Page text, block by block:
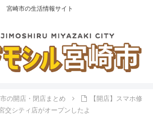
宮崎市の生活情報サイト
の開店・閉店まとめ
【開店】スマホ修
交シティ店がオープンしたよ